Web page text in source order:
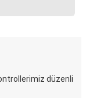
düzenli